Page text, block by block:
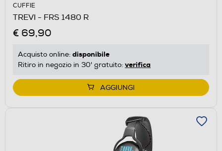
CUFFIE
TREVI - FRS 1480 R
€ 69,90
Acquisto online: disponibile
Ritiro in negozio in 30' gratuito: verifica
AGGIUNGI